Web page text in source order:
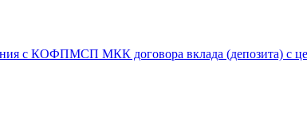
с КОФПМСП МКК договора вклада (депозита) с